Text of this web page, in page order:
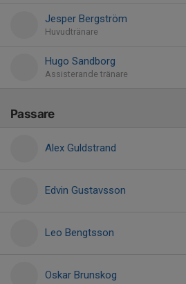
Jesper Bergström
Huvudtränare
Hugo Sandborg
Assisterande tränare
Passare
Alex Guldstrand
Edvin Gustavsson
Leo Bengtsson
Oskar Brunskog